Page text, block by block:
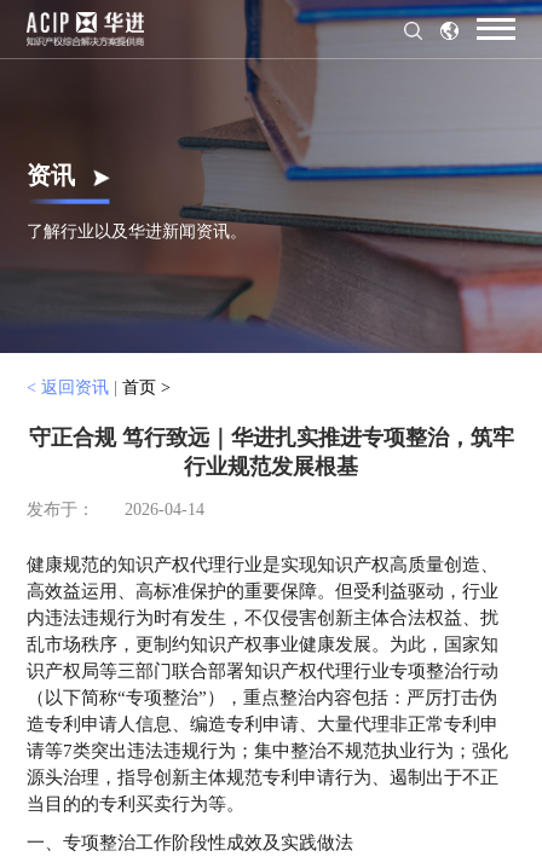
资讯
了解行业以及华进新闻资讯。
< 返回资讯 |首页 >
守正合规 笃行致远｜华进扎实推进专项整治，筑牢
行业规范发展根基
发布于： 2026-04-14
健康规范的知识产权代理行业是实现知识产权高质量创造、
高效益运用、高标准保护的重要保障。但受利益驱动，行业
内违法违规行为时有发生，不仅侵害创新主体合法权益、扰
乱市场秩序，更制约知识产权事业健康发展。为此，国家知
识产权局等三部门联合部署知识产权代理行业专项整治行动
（以下简称“专项整治”），重点整治内容包括：严厉打击伪
造专利申请人信息、编造专利申请、大量代理非正常专利申
请等7类突出违法违规行为；集中整治不规范执业行为；强化
源头治理，指导创新主体规范专利申请行为、遏制出于不正
当目的的专利买卖行为等。
一、专项整治工作阶段性成效及实践做法